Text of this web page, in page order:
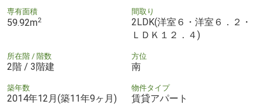
専有面積
59.92m2
間取り
2LDK(洋室６・洋室６．２・
ＬＤＫ１２．４)
所在階 / 階数
2階 / 3階建
方位
南
築年数
2014年12月(築11年9ヶ月)
物件タイプ
賃貸アパート